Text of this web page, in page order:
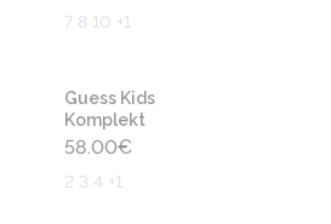
7 8 10 +1
Guess Kids
Komplekt
58.00€
2 3 4 +1